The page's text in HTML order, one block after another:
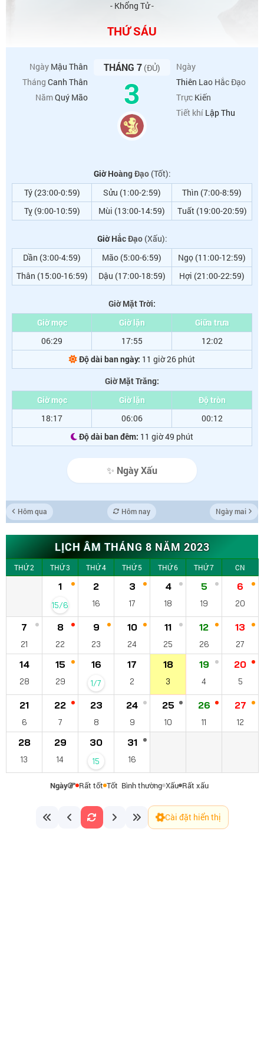
- Khổng Tử -
THỨ SÁU
Ngày Mậu Thân
ThángCanh Thân
NămQuý Mão
THÁNG 7(ĐỦ)
3
Ngày
Thiên Lao Hắc Đạo
Trực Kiến
Tiết khí Lập Thu
Giờ Hoàng Đạo(Tốt):
Tý (23:00-0:59)
Sửu (1:00-2:59)
Thìn (7:00-8:59)
Tỵ (9:00-10:59)
Mùi (13:00-14:59) Tuất (19:00-20:59)
Giờ Hắc Đạo(Xấu):
Dần (3:00-4:59)
Mão (5:00-6:59)
Ngọ (11:00-12:59)
Thân (15:00-16:59)
Dậu (17:00-18:59) Hợi (21:00-22:59)
Giờ Mặt Trời:
Giờ mọc
Giờ lặn
Giữa trưa
06:29
17:55
12:02
Độ dài ban ngày: 11 giờ 26 phút
Giờ Mặt Trăng:
Giờ mọc
Giờ lặn
Độ tròn
18:17
06:06
00:12
Độ dài ban đêm: 11 giờ 49 phút
✨ Ngày Xấu
Hôm qua Hôm nay Ngày mai
LỊCH ÂM THÁNG 8 NĂM 2023
THỨ 2 THỨ 3 THỨ 4 THỨ 5 THỨ 6 THỨ 7 CN
1
15/6
2
16
3
17
4
18
5
19
6
20
7
21
8
22
9
23
10
24
11
25
12
26
13
27
14
28
15
29
16
1/7
17
2
18
3
19
4
20
5
21
6
22
7
23
8
24
9
25
10
26
11
27
12
28
13
29
14
30
15
31
16
Ngày Rất tốt Tốt Bình thường Xấu Rất xấu
Cài đặt hiển thị